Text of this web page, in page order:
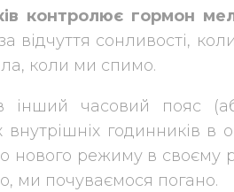
контролює гормон
відчуття сонливості,
коли ми спимо.
інший часовий пояс
годинників в
нового режиму в своєму
ми почуваємося погано.